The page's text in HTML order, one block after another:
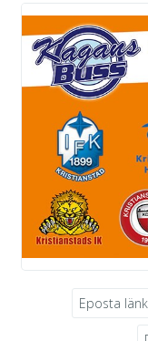
Eposta länk